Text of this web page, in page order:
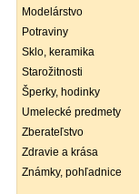
Modelárstvo
Potraviny
Sklo, keramika
Starožitnosti
Šperky, hodinky
Umelecké predmety
Zberateľstvo
Zdravie a krása
Známky, pohľadnice